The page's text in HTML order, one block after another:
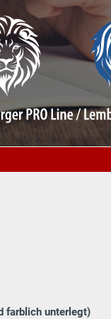
farblich unterlegt)